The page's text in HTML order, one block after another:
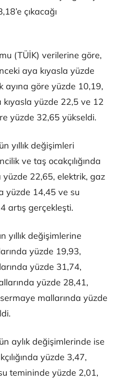
çıkacağı
(TÜİK) verilerine göre,
aya kıyasla yüzde
ayına göre yüzde 10,19,
kıyasla yüzde 22,5 ve 12
yüzde 32,65 yükseldi.
yıllık değişimleri
ve taş ocakçılığında
22,65, elektrik, gaz
yüzde 14,45 ve su
artış gerçekleşti.
yıllık değişimlerine
yüzde 19,93,
yüzde 31,74,
yüzde 28,41,
mallarında yüzde
aylık değişimlerinde ise
yüzde 3,47,
temininde yüzde 2,01,